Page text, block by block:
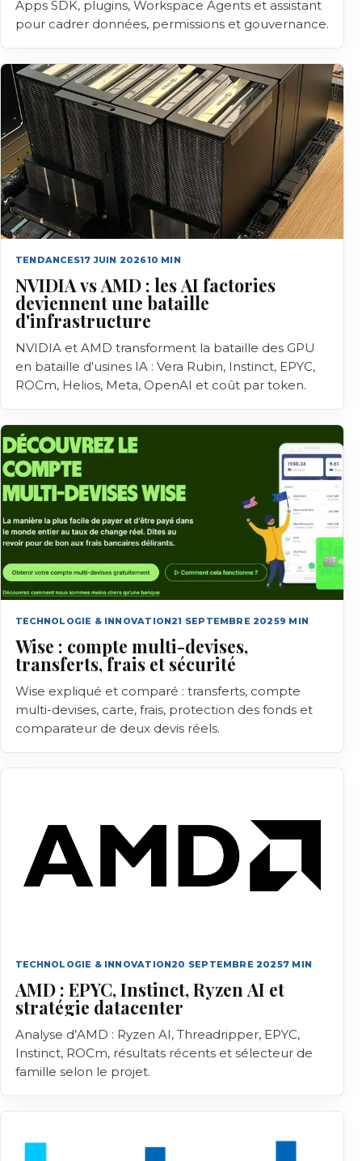
Apps SDK, plugins, Workspace Agents et assistant
pour cadrer données, permissions et gouvernance.
TENDANCES17 JUIN 202610 MIN
NVIDIA vs AMD : les AI factories
deviennent une bataille
d'infrastructure
NVIDIA et AMD transforment la bataille des GPU
en bataille d'usines IA : Vera Rubin, Instinct, EPYC,
ROCm, Helios, Meta, OpenAI et coût par token.
TECHNOLOGIE & INNOVATION21 SEPTEMBRE 20259 MIN
Wise : compte multi-devises,
transferts, frais et sécurité
Wise expliqué et comparé : transferts, compte
multi-devises, carte, frais, protection des fonds et
comparateur de deux devis réels.
TECHNOLOGIE & INNOVATION20 SEPTEMBRE 20257 MIN
AMD : EPYC, Instinct, Ryzen AI et
stratégie datacenter
Analyse d’AMD : Ryzen AI, Threadripper, EPYC,
Instinct, ROCm, résultats récents et sélecteur de
famille selon le projet.